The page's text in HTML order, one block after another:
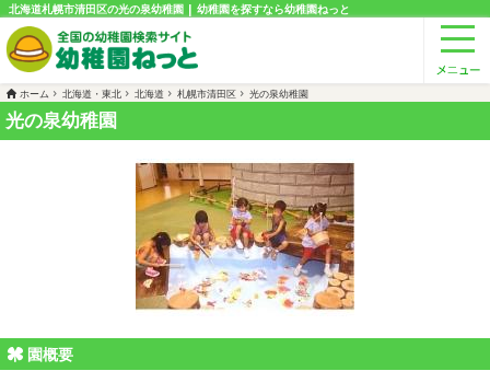
北海道札幌市清田区の光の泉幼稚園 | 幼稚園を探すなら幼稚園ねっと
ホーム 北海道・東北 北海道 札幌市清田区 光の泉幼稚園
光の泉幼稚園
園概要